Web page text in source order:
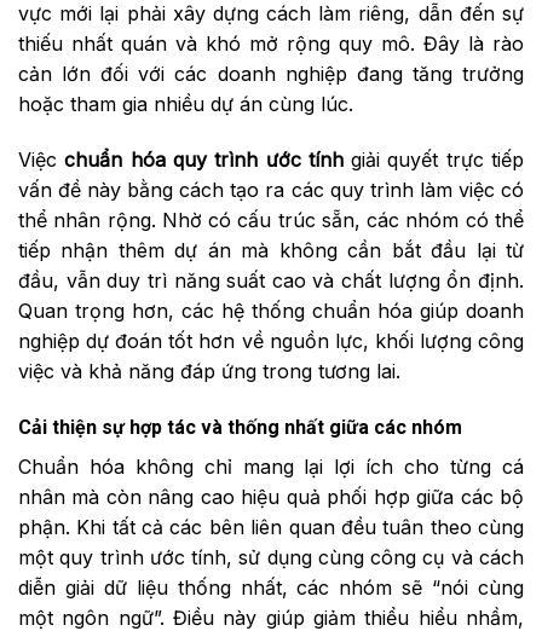
vực mới lại phải xây dựng cách làm riêng, dẫn đến sự
thiếu nhất quán và khó mở rộng quy mô. Đây là rào
cản lớn đối với các doanh nghiệp đang tăng trưởng
hoặc tham gia nhiều dự án cùng lúc.
Việcchuẩn hóa quy trình ước tínhgiải quyết trực tiếp
vấn đề này bằng cách tạo ra các quy trình làm việc có
thể nhân rộng. Nhờ có cấu trúc sẵn, các nhóm có thể
tiếp nhận thêm dự án mà không cần bắt đầu lại từ
đầu, vẫn duy trì năng suất cao và chất lượng ổn định.
Quan trọng hơn, các hệ thống chuẩn hóa giúp doanh
nghiệp dự đoán tốt hơn về nguồn lực, khối lượng công
việc và khả năng đáp ứng trong tương lai.
Cải thiện sự hợp tác và thống nhất giữa các nhóm
Chuẩn hóa không chỉ mang lại lợi ích cho từng cá
nhân mà còn nâng cao hiệu quả phối hợp giữa các bộ
phận. Khi tất cả các bên liên quan đều tuân theo cùng
một quy trình ước tính, sử dụng cùng công cụ và cách
diễn giải dữ liệu thống nhất, các nhóm sẽ “nói cùng
một ngôn ngữ”. Điều này giúp giảm thiểu hiểu nhầm,